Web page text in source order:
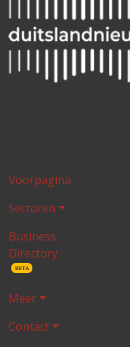
Voorpagina
Sectoren
Business
Directory
BETA
Meer
Contact